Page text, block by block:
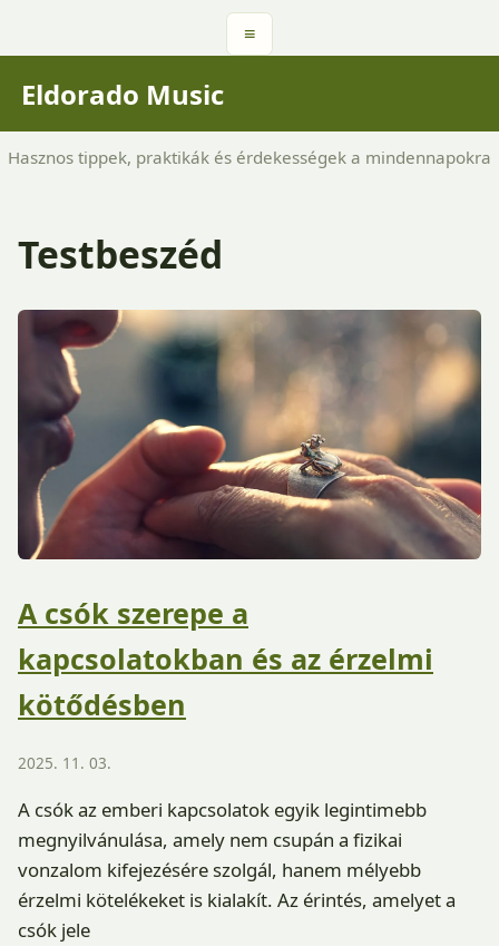
≡
Eldorado Music
Hasznos tippek, praktikák és érdekességek a mindennapokra
Testbeszéd
A csók szerepe a
kapcsolatokban és az érzelmi
kötődésben
2025. 11. 03.
A csók az emberi kapcsolatok egyik legintimebb
megnyilvánulása, amely nem csupán a fizikai
vonzalom kifejezésére szolgál, hanem mélyebb
érzelmi kötelékeket is kialakít. Az érintés, amelyet a
csók jele